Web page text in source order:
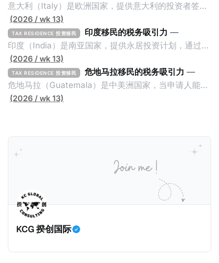
意大利（Italy）是欧洲国家，提供意大利的投资者签证
计划。申请人必须满足至少以下一项标准才能获得两年
投资者签证： * 投资200万欧元意大利政府债券； * 投
资50万欧元意大利股票； * 投资25万欧元于创新初创
企业；或 * 向意大利公共利益项目捐赠100万欧元。 当
投资者在居留许可证有效期的两年内保持投资，则可以
在居留证到期日前至少60天申请续签3年。当投资者经
过五年的实际居留（每年在意大利停留270天），申请
吸引力吗？我们来看看：
(2026 / wk 13)
TAX RESIDENCE 投资移民 印度移民的税务吸引力 —
印度（India）是南亚国家，提供永居投资计划，通过满
足特定的标准获得居留权。印度的永居投资计划要求申
请人透过外国直接投资（FDI）途径投资印度： * 申请
人必须在18个月内投资至少1亿卢比（约合773万人民
币）或36个月内投资至少2.5亿卢比（约合1933万人民
的财务能力和专业知识； * 申请人必须在印度就业务注
册公司，并提供公司注册证书和注册企业的介绍/支持信
并提供有关投资将如何为印度经济做出贡献的详细计
申请。申请人在印度居住共12年后有资格申请印度公民
身份，包括在申请前连续居住11年，短暂缺席的少数例
外。由于印度不允许双重国籍，申请人必须放弃其原始
(2026 / wk 13)
TAX RESIDENCE 投资移民 危地马拉移民的税务吸引力 —
危地马拉（Guatemala）是中美洲国家，当申请人能够
证明被动收入或养老金收入，那么可以申请永久居留计
增加300美元（折合约人民币2千）。 申请人提交材料
包括：申请表、护照、无犯罪证明，以及最后一次进入
危地马拉的证明，且材料必须公证并翻译成西班牙语。
在危地马拉居住至少五年、具备流利西班牙语、对当地
历史文化有认识，就可以入籍成为危地马拉公民。 那
么，危地马拉的税务政策有吸引力吗？我们来看看：
(2026 / wk 13)
KCG 揆创国际